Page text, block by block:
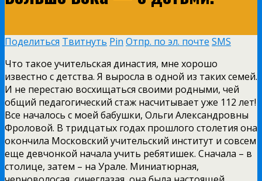
Поделиться Твитнуть Pin Отпр. по эл. почте SMS
Что такое учительская династия, мне хорошо
известно с детства. Я выросла в одной из таких семей.
И не перестаю восхищаться своими родными, чей
общий педагогический стаж насчитывает уже 112 лет!
Все началось с моей бабушки, Ольги Александровны
Фроловой. В тридцатых годах прошлого столетия она
окончила Московский учительский институт и совсем
еще девчонкой начала учить ребятишек. Сначала – в
столице, затем – на Урале. Миниатюрная,